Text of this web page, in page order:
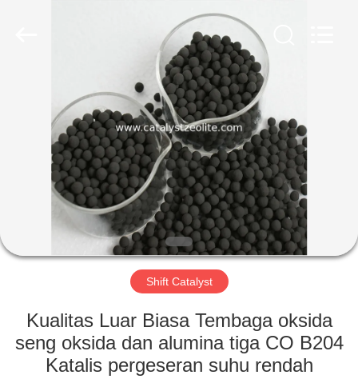
PRODUK
TENTANG
TUR
KONTROL
KUALITAS
Shift Catalyst
Kualitas Luar Biasa Tembaga oksida
seng oksida dan alumina tiga CO B204
Katalis pergeseran suhu rendah